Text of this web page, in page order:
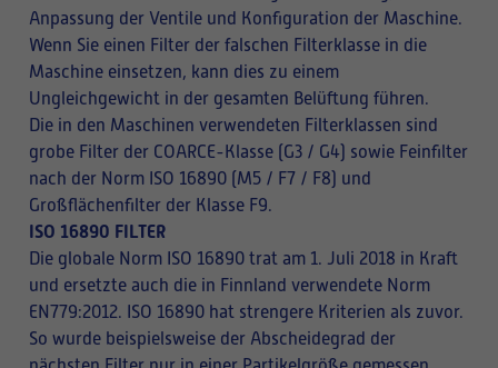
Anpassung der Ventile und Konfiguration der Maschine.
Wenn Sie einen Filter der falschen Filterklasse in die
Maschine einsetzen, kann dies zu einem
Ungleichgewicht in der gesamten Belüftung führen.
Die in den Maschinen verwendeten Filterklassen sind
grobe Filter der COARCE-Klasse (G3 / G4) sowie Feinfilter
nach der Norm ISO 16890 (M5 / F7 / F8) und
Großflächenfilter der Klasse F9.
ISO 16890 FILTER
Die globale Norm ISO 16890 trat am 1. Juli 2018 in Kraft
und ersetzte auch die in Finnland verwendete Norm
EN779:2012. ISO 16890 hat strengere Kriterien als zuvor.
So wurde beispielsweise der Abscheidegrad der